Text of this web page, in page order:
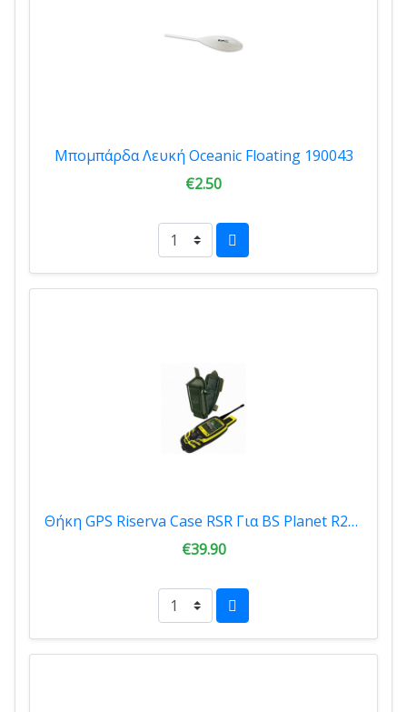
Μπομπάρδα Λευκή Oceanic Floating 190043
€2.50
Θήκη GPS Riserva Case RSR Για BS Planet R2182
€39.90